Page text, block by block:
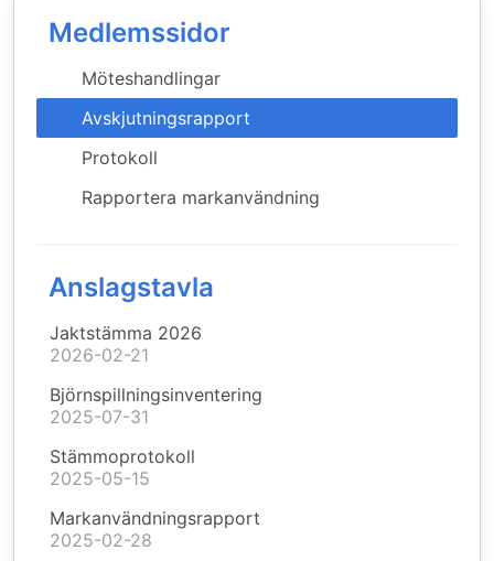
Medlemssidor
Möteshandlingar
Avskjutningsrapport
Protokoll
Rapportera markanvändning
Anslagstavla
Jaktstämma 2026
2026-02-21
Björnspillningsinventering
2025-07-31
Stämmoprotokoll
2025-05-15
Markanvändningsrapport
2025-02-28